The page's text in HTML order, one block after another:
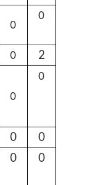
0
0
0 2
0
0
0 0
0 0